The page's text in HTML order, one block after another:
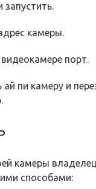
запустить.
камеры.
порт.
пи камеру и
камеры
способами: